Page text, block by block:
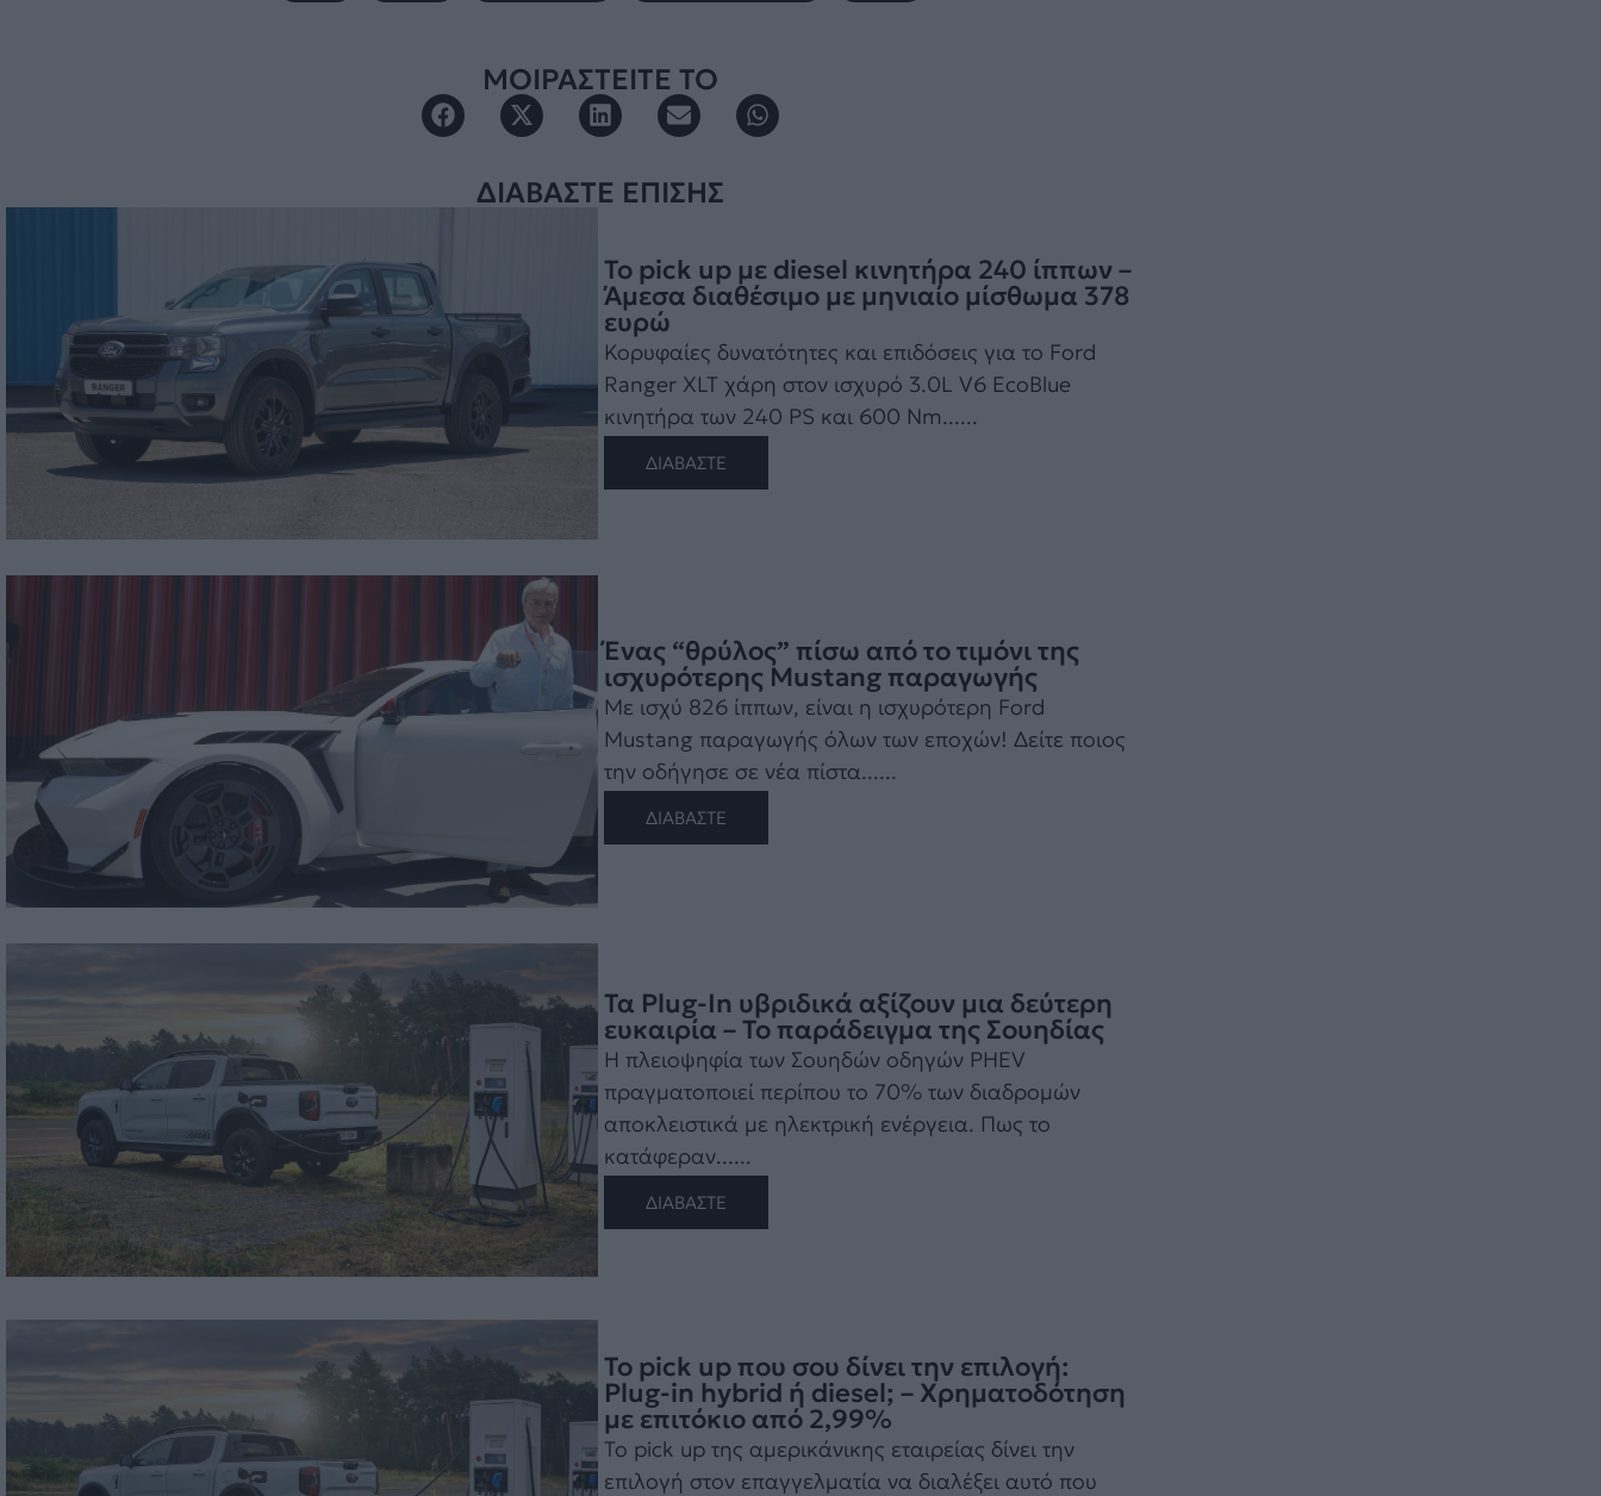
ΜΟΙΡΑΣΤΕΙΤΕ ΤΟ
ΔΙΑΒΑΣΤΕ ΕΠΙΣΗΣ
Το pick up με diesel κινητήρα 240 ίππων –
Άμεσα διαθέσιμο με μηνιαίο μίσθωμα 378
ευρώ
Κορυφαίες δυνατότητες και επιδόσεις για το Ford
Ranger XLT χάρη στον ισχυρό 3.0L V6 EcoBlue
κινητήρα των 240 PS και 600 Nm......
ΔΙΑΒΑΣΤΕ
Ένας “θρύλος” πίσω από το τιμόνι της
ισχυρότερης Mustang παραγωγής
Με ισχύ 826 ίππων, είναι η ισχυρότερη Ford
Mustang παραγωγής όλων των εποχών! Δείτε ποιος
την οδήγησε σε νέα πίστα......
ΔΙΑΒΑΣΤΕ
Τα Plug-In υβριδικά αξίζουν μια δεύτερη
ευκαιρία – Το παράδειγμα της Σουηδίας
Η πλειοψηφία των Σουηδών οδηγών PHEV
πραγματοποιεί περίπου το 70% των διαδρομών
αποκλειστικά με ηλεκτρική ενέργεια. Πως το
κατάφεραν......
ΔΙΑΒΑΣΤΕ
Το pick up που σου δίνει την επιλογή:
Plug-in hybrid ή diesel; – Χρηματοδότηση
με επιτόκιο από 2,99%
Το pick up της αμερικάνικης εταιρείας δίνει την
επιλογή στον επαγγελματία να διαλέξει αυτό που